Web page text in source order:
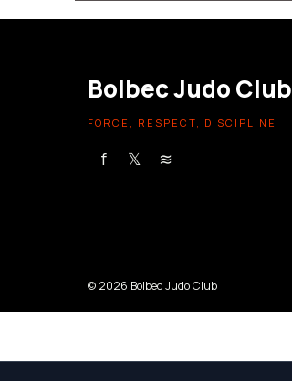
Bolbec Judo Club
FORCE, RESPECT, DISCIPLINE
f 𝕏 ≋
© 2026 Bolbec Judo Club